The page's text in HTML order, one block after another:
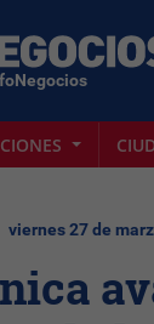
viernes 27 de